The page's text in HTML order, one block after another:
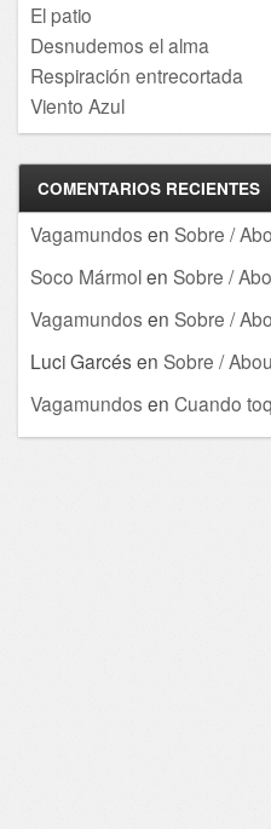
El patio
Desnudemos el alma
Respiración entrecortada
Viento Azul
COMENTARIOS RECIENTES
Vagamundos en Sobre /
Soco Mármolen Sobre /
Vagamundos en Sobre /
Luci Garcés en Sobre /
Vagamundos en Cuando